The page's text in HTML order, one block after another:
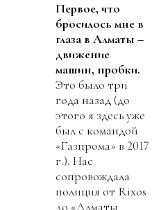
Первое, что
бросилось мне в
глаза в Алматы –
движение
машин, пробки.
Это было три
года назад (до
этого я здесь уже
был с командой
«Газпрома» в 2017
г.). Нас
сопровождала
полиция от Rixos
до «Алматы